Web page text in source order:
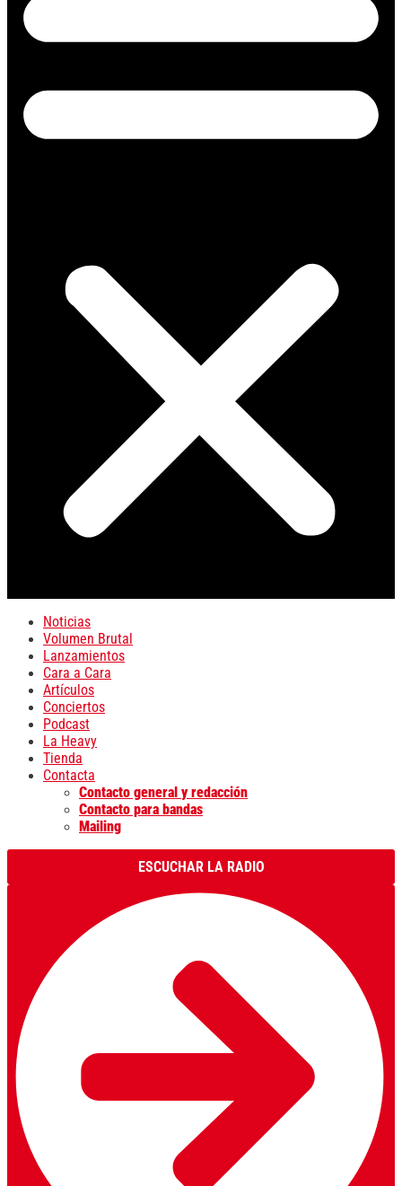
Noticias
Volumen Brutal
Lanzamientos
Cara a Cara
Artículos
Conciertos
Podcast
La Heavy
Tienda
Contacta
Contacto general y redacción
Contacto para bandas
Mailing
ESCUCHAR LA RADIO